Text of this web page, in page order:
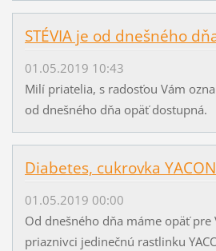
STÉVIA je od dnešného
01.05.2019 10:43
Milí priatelia, s radosťou Vám
od dnešného dňa opäť dostupná.
Diabetes, cukrovka YACON
01.05.2019 00:00
Od dnešného dňa máme opäť pre
priaznivci jedinečnú rastlinku